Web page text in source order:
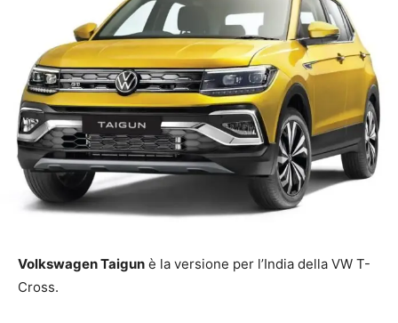
Volkswagen Taigun è la versione per l’India della VW T-
Cross.